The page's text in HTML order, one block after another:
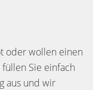
oder wollen einen
Sie einfach
aus und wir